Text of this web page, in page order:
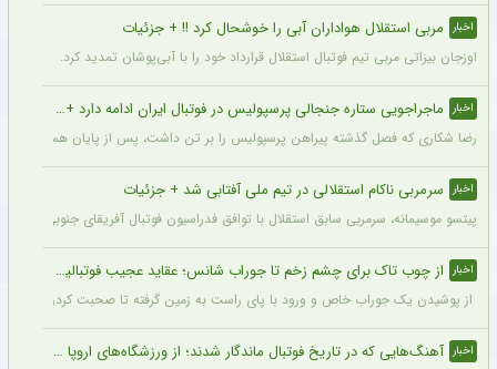
پربیننده ترین
بر اساس توصیه
پربحث ترین ها
آخرین نظرات
اخبار رونمایی رسمی پرسپولیس از خرید جدید نقل و انتقالاتی + جزئیات
امیرحسین طاهری، مدافع جوان فوتبال ایران و ستاره تیم فوتبال نیروی زمینی، با
اخبار پدیده جوان لیگ برتر در تور پرسپولیس افتاد + جزئیات
باشگاه پرسپولیس در ادامه سیاست‌های خود برای جوان‌گرایی و سرمایه‌گذاری روی استعدادهای آینده فوتبال
اخبار مربی استقلال هواداران آبی را خوشحال کرد !! + جزئیات
اوزجان بیزاتی مربی تیم فوتبال استقلال قرارداد خود را با آبی‌پوشان تمدید کرد.